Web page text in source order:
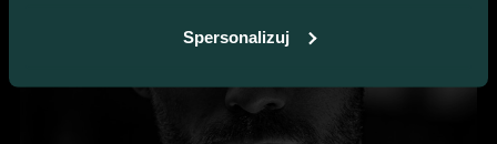
Spersonalizuj